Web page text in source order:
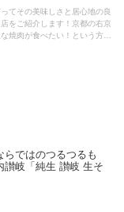
てその美味しさと居心地の良
をご紹介します！京都の右京
焼肉が食べたい！という方は
らではのつるつるも
讃岐「純生 讃岐 生そ